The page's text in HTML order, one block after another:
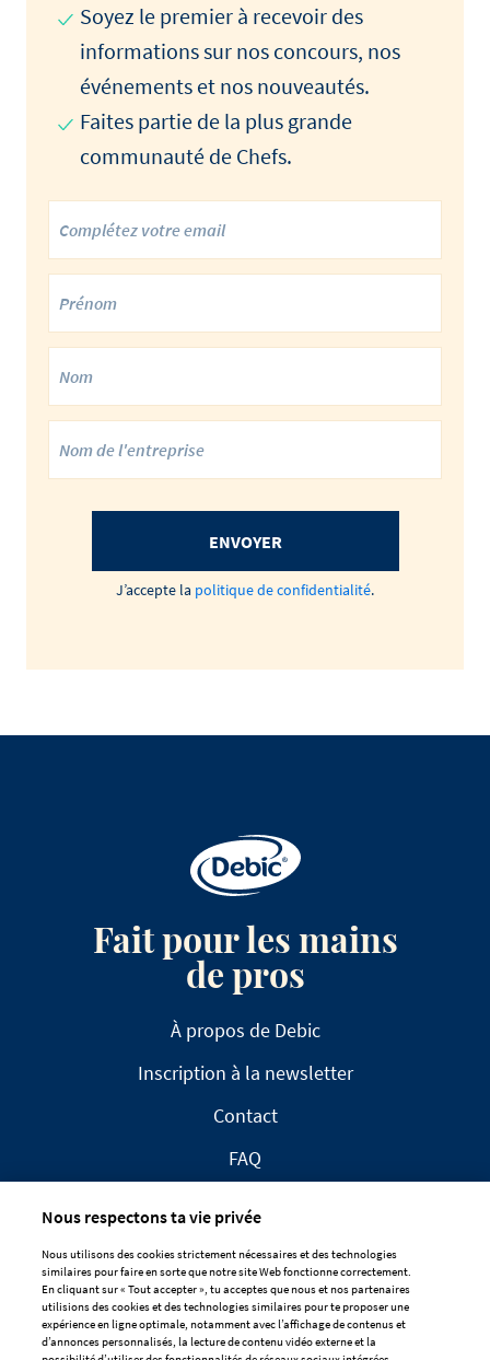
Soyez le premier à recevoir des
informations sur nos concours, nos
événements et nos nouveautés.
Faites partie de la plus grande
communauté de Chefs.
ENVOYER
J’accepte la politique de confidentialité.
Fait pour les mains
de pros
À propos de Debic
Inscription à la newsletter
Contact
FAQ
CLAUSE DE NON-RESPONSABILITÉ
DÉCLARATION DE CONFIDENTIALITÉ
Nous respectons ta vie privée
Nous utilisons des cookies strictement nécessaires et des technologies
similaires pour faire en sorte que notre site Web fonctionne correctement.
En cliquant sur « Tout accepter », tu acceptes que nous et nos partenaires
utilisions des cookies et des technologies similaires pour te proposer une
expérience en ligne optimale, notamment avec l’affichage de contenus et
d’annonces personnalisés, la lecture de contenu vidéo externe et la